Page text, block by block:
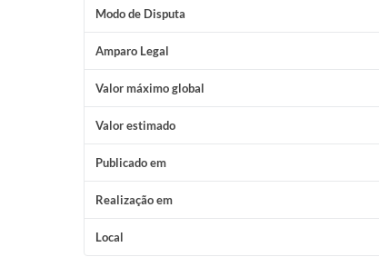
Modo de Disputa
Amparo Legal
Valor máximo global
Valor estimado
Publicado em
Realização em
Local